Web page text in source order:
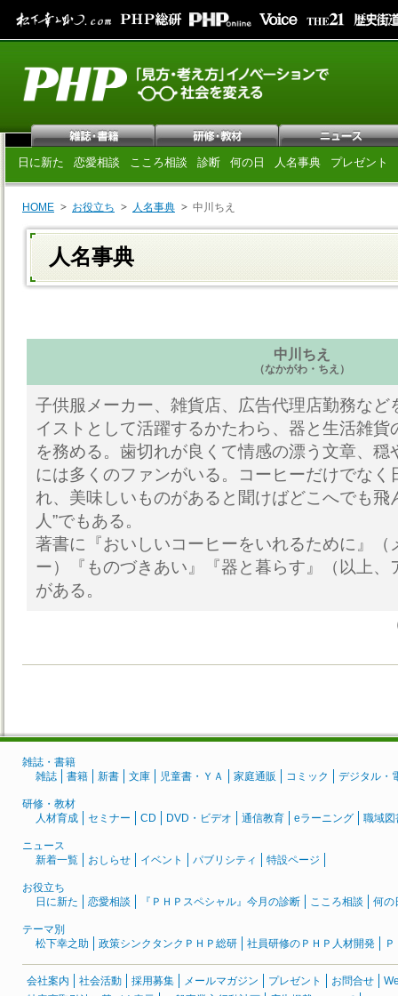
日に新た 恋愛相談 こころ相談 診断 何の日 人名事典 プレゼント
HOME お役立ち 人名事典 中川ちえ
人名事典
中川ちえ
（なかがわ・ちえ）
子供服メーカー、雑貨店、広告代理店勤務など
イストとして活躍するかたわら、器と生活雑
を務める。歯切れが良くて情感の漂う文章、穏
には多くのファンがいる。コーヒーだけでなく
れ、美味しいものがあると聞けばどこへでも飛
人”でもある。
著書に『おいしいコーヒーをいれるために』（
ー）『ものづきあい』『器と暮らす』（以上、
がある。
雑誌・書籍
雑誌
書籍 新書 文庫 児童書・ＹＡ 家庭通販 コミック デジタル・
研修・教材
人材育成
セミナー CD DVD・ビデオ 通信教育 eラーニング 職域図
ニュース
新着一覧
おしらせ イベント パブリシティ 特設ページ
お役立ち
日に新た
恋愛相談 『ＰＨＰスペシャル』今月の診断 こころ相談 何の
テーマ別
松下幸之助
政策シンクタンクＰＨＰ総研 社員研修のＰＨＰ人材開発
会社案内 社会活動 採用募集 メールマガジン プレゼント お問合せ